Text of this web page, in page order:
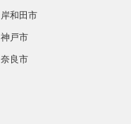
岸和田市
神戸市
奈良市